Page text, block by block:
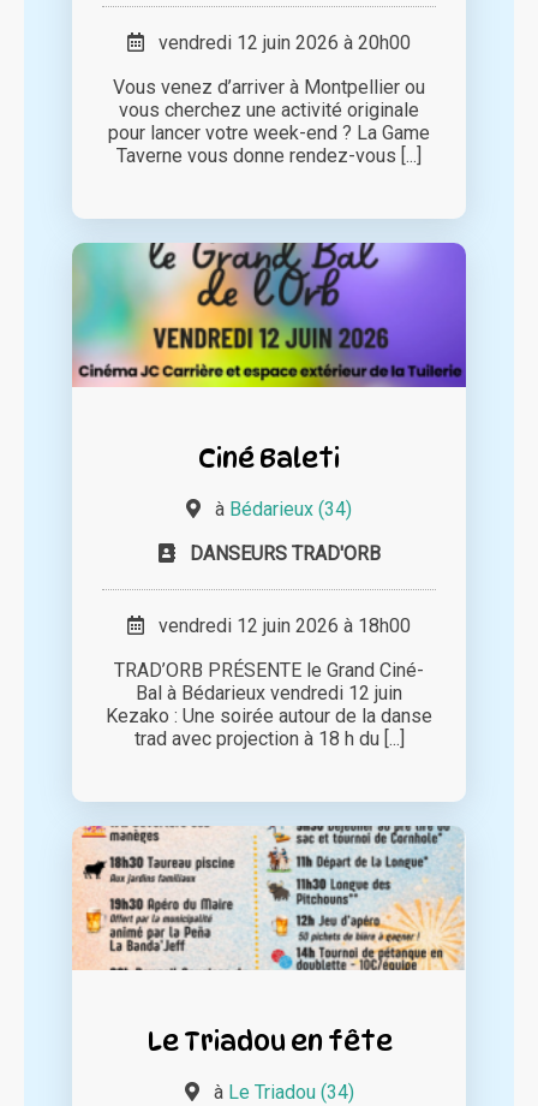
vendredi 12 juin 2026 à 20h00
Vous venez d’arriver à Montpellier ou
vous cherchez une activité originale
pour lancer votre week-end ? La Game
Taverne vous donne rendez-vous [...]
Ciné Baleti
à Bédarieux (34)
DANSEURS TRAD'ORB
vendredi 12 juin 2026 à 18h00
TRAD’ORB PRÉSENTE le Grand Ciné-
Bal à Bédarieux vendredi 12 juin
Kezako : Une soirée autour de la danse
trad avec projection à 18 h du [...]
Le Triadou en fête
à Le Triadou (34)